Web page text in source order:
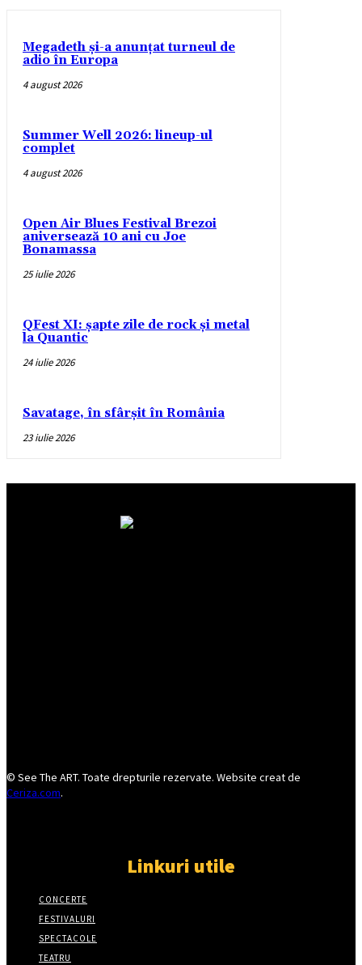
Megadeth și-a anunțat turneul de
adio în Europa
4 august 2026
Summer Well 2026: lineup-ul
complet
4 august 2026
Open Air Blues Festival Brezoi
aniversează 10 ani cu Joe
Bonamassa
25 iulie 2026
QFest XI: șapte zile de rock și metal
la Quantic
24 iulie 2026
Savatage, în sfârșit în România
23 iulie 2026
© See The ART. Toate drepturile rezervate. Website creat de
Ceriza.com.
Linkuri utile
CONCERTE
FESTIVALURI
SPECTACOLE
TEATRU